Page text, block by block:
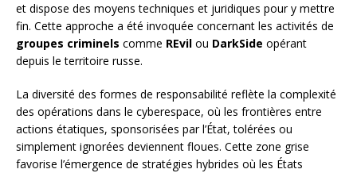
et dispose des moyens techniques et juridiques pour y mettre
fin. Cette approche a été invoquée concernant les activités de
groupes criminels comme REvil ou DarkSide opérant
depuis le territoire russe.
La diversité des formes de responsabilité reflète la complexité
des opérations dans le cyberespace, où les frontières entre
actions étatiques, sponsorisées par l’État, tolérées ou
simplement ignorées deviennent floues. Cette zone grise
favorise l’émergence de stratégies hybrides où les États